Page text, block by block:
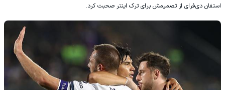
استفان دی‌فرای از تصمیمش برای ترک اینتر صحبت کرد.